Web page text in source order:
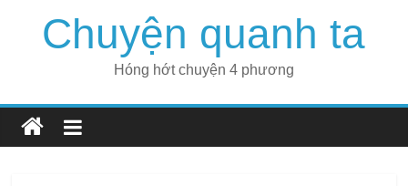
Chuyện quanh ta
Hóng hớt chuyện 4 phương